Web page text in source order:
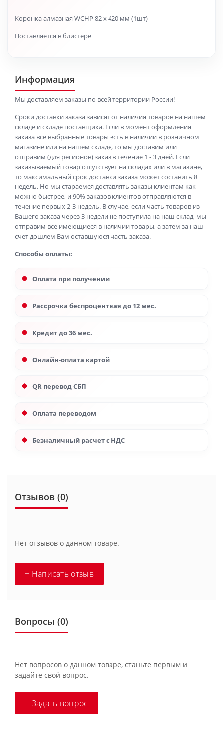
Коронка алмазная WCHP 82 x 420 мм (1шт)
Поставляется в блистере
Информация
Мы доставляем заказы по всей территории России!
Сроки доставки заказа зависят от наличия товаров на нашем
складе и складе поставщика. Если в момент оформления
заказа все выбранные товары есть в наличии в розничном
магазине или на нашем складе, то мы доставим или
отправим (для регионов) заказ в течение 1 - 3 дней. Если
заказываемый товар отсутствует на складах или в магазине,
то максимальный срок доставки заказа может составить 8
недель. Но мы стараемся доставлять заказы клиентам как
можно быстрее, и 90% заказов клиентов отправляются в
течение первых 2-3 недель. В случае, если часть товаров из
Вашего заказа через 3 недели не поступила на наш склад, мы
отправим все имеющиеся в наличии товары, а затем за наш
счет дошлем Вам оставшуюся часть заказа.
Способы оплаты:
Оплата при получении
Рассрочка беспроцентная до 12 мес.
Кредит до 36 мес.
Онлайн-оплата картой
QR перевод СБП
Оплата переводом
Безналичный расчет с НДС
Отзывов (0)
Нет отзывов о данном товаре.
+ Написать отзыв
Вопросы (0)
Нет вопросов о данном товаре, станьте первым и
задайте свой вопрос.
+ Задать вопрос